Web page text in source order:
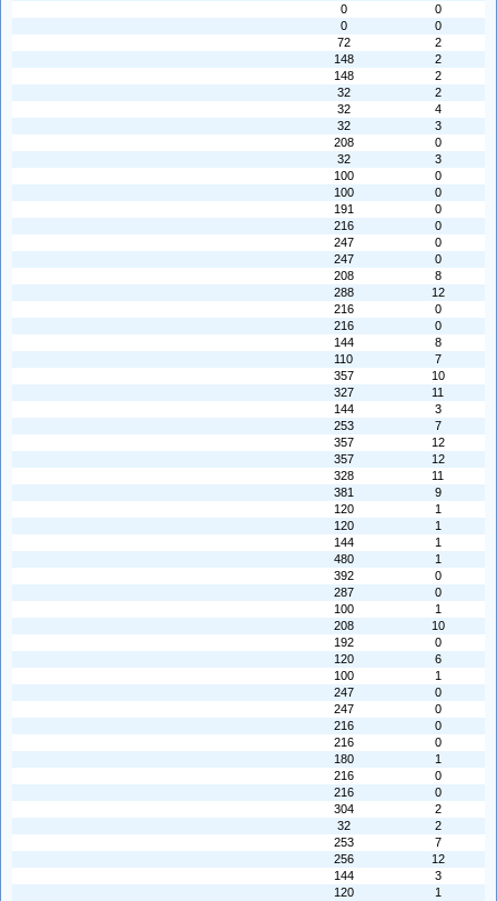
0
0
0
0
72
2
148
2
148
2
32
2
32
4
32
3
208
0
32
3
100
0
100
0
191
0
216
0
247
0
247
0
208
8
288
12
216
0
216
0
144
8
110
7
357
10
327
11
144
3
253
7
357
12
357
12
328
11
381
9
120
1
120
1
144
1
480
1
392
0
287
0
100
1
208
10
192
0
120
6
100
1
247
0
247
0
216
0
216
0
180
1
216
0
216
0
304
2
32
2
253
7
256
12
144
3
120
1